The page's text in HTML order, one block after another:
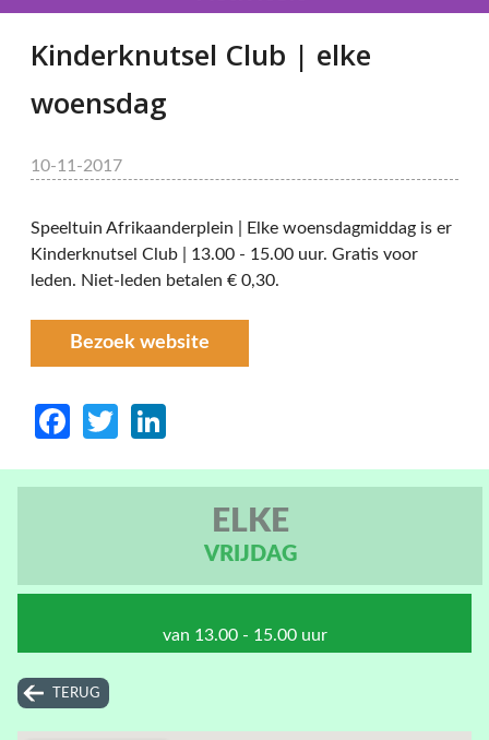
ELKE
VRIJDAG
van 13.00 - 15.00 uur
TERUG
Kinderknutsel Club | elke
woensdag
10-11-2017
Speeltuin Afrikaanderplein | Elke woensdagmiddag is er
Kinderknutsel Club | 13.00 - 15.00 uur. Gratis voor
leden. Niet-leden betalen € 0,30.
Bezoek website
Facebook
Twitter